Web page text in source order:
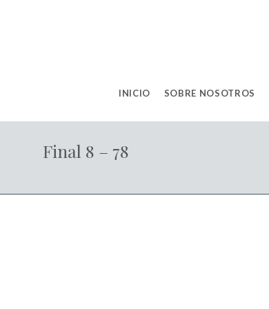
INICIO SOBRE NOSOTROS
Final 8 – 78